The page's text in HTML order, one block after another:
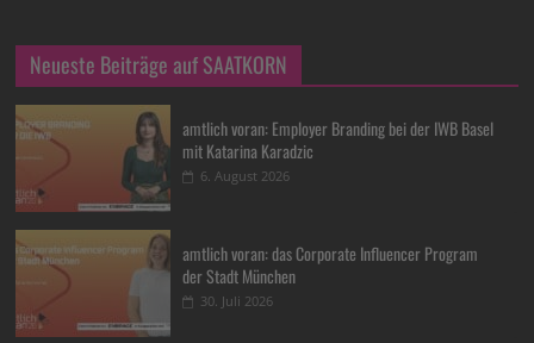
Neueste Beiträge auf SAATKORN
amtlich voran: Employer Branding bei der IWB Basel
mit Katarina Karadzic
6. August 2026
amtlich voran: das Corporate Influencer Program
der Stadt München
30. Juli 2026